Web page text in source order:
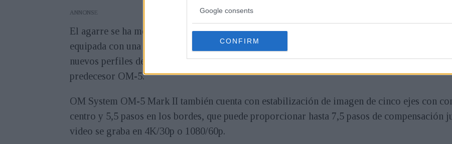
Google consents
CONFIRM
ANNONS
El agarre se ha mejorado y se ha vuelto más ergonómico en comparación con su
equipada con una luz tally y un botón en la parte superior para seleccionar configuraciones
nuevos perfiles de video OM-Cinema, así como la posibilidad de cargar la cámara a través
predecesor OM-5.
OM System OM-5 Mark II también cuenta con estabilización de imagen de cinco ejes con
centro y 5,5 pasos en los bordes, que puede proporcionar hasta 7,5 pasos de
video se graba en 4K/30p o 1080/60p.